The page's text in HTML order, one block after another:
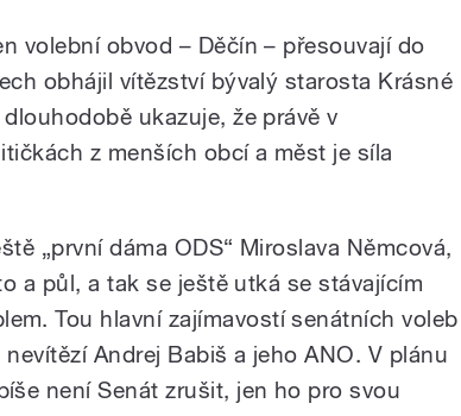
volební obvod – Děčín – přesouvají do
obhájil vítězství bývalý starosta Krásné
ukazuje, že právě v
z menších obcí a měst je síla
„první dáma ODS“ Miroslava Němcová,
a půl, a tak se ještě utká se stávajícím
Tou hlavní zajímavostí senátních voleb
Andrej Babiš a jeho ANO. V plánu
není Senát zrušit, jen ho pro svou